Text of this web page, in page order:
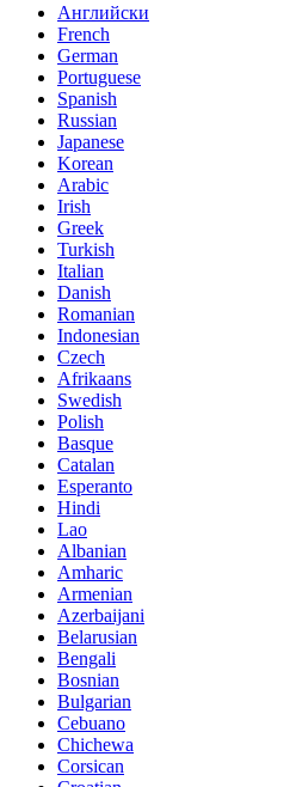
Английски
French
German
Portuguese
Spanish
Russian
Japanese
Korean
Arabic
Irish
Greek
Turkish
Italian
Danish
Romanian
Indonesian
Czech
Afrikaans
Swedish
Polish
Basque
Catalan
Esperanto
Hindi
Lao
Albanian
Amharic
Armenian
Azerbaijani
Belarusian
Bengali
Bosnian
Bulgarian
Cebuano
Chichewa
Corsican